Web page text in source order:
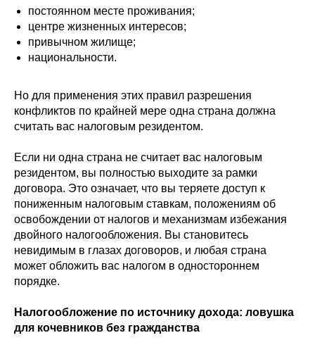
постоянном месте проживания;
центре жизненных интересов;
привычном жилище;
национальности.
Но для применения этих правил разрешения
конфликтов по крайней мере одна страна должна
считать вас налоговым резидентом.
Если ни одна страна не считает вас налоговым
резидентом, вы полностью выходите за рамки
договора. Это означает, что вы теряете доступ к
пониженным налоговым ставкам, положениям об
освобождении от налогов и механизмам избежания
двойного налогообложения. Вы становитесь
невидимым в глазах договоров, и любая страна
может обложить вас налогом в одностороннем
порядке.
Налогообложение по источнику дохода: ловушка
для кочевников без гражданства